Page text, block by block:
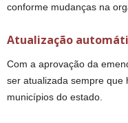
conforme mudanças na
Atualização
Com a aprovação da
ser atualizada sempre que
municípios do estado.